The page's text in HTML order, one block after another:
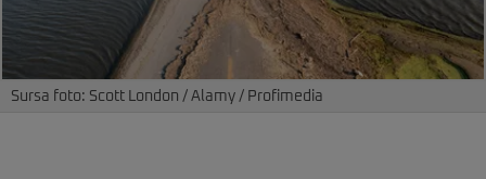
Sursa foto: Scott London / Alamy / Profimedia